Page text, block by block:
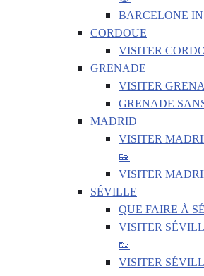
BARCELONE
CORDOUE
VISITER
GRENADE
VISITER
GRENADE
MADRID
VISITER
👟
VISITER
SÉVILLE
QUE FAIRE À
VISITER
👟
VISITER